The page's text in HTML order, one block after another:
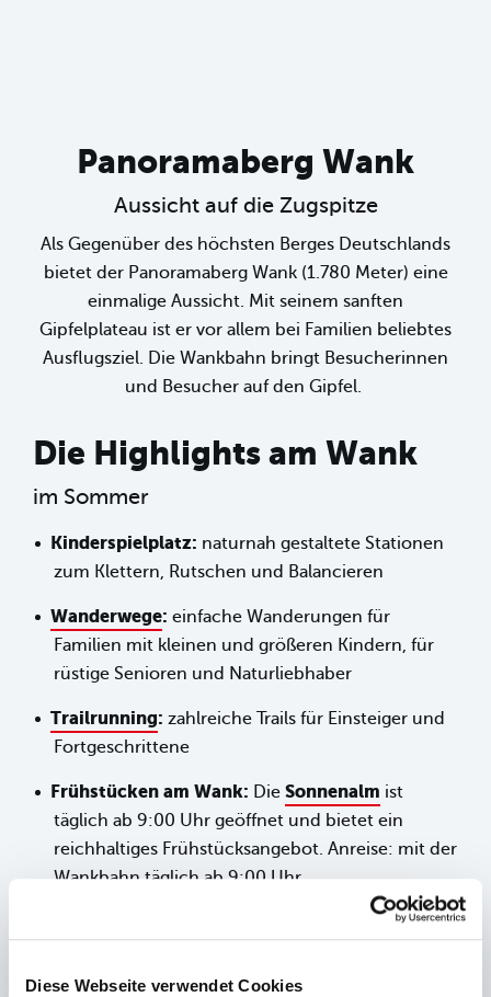
Diese Webseite verwendet Cookies
Panoramaberg Wank
Aussicht auf die Zugspitze
Als Gegenüber des höchsten Berges Deutschlands
bietet der Panoramaberg Wank (1.780 Meter) eine
einmalige Aussicht. Mit seinem sanften
Gipfelplateau ist er vor allem bei Familien beliebtes
Ausflugsziel. Die Wankbahn bringt Besucherinnen
und Besucher auf den Gipfel.
Die Highlights am Wank
im Sommer
Kinderspielplatz: naturnah gestaltete Stationen
zum Klettern, Rutschen und Balancieren
Wanderwege: einfache Wanderungen für
Familien mit kleinen und größeren Kindern, für
rüstige Senioren und Naturliebhaber
Trailrunning: zahlreiche Trails für Einsteiger und
Fortgeschrittene
Frühstücken am Wank: Die Sonnenalm ist
täglich ab 9:00 Uhr geöffnet und bietet ein
reichhaltiges Frühstücksangebot. Anreise: mit der
Wankbahn täglich ab 9:00 Uhr.
öffnet nicht nur
Veranstaltungen und Seminare gebucht